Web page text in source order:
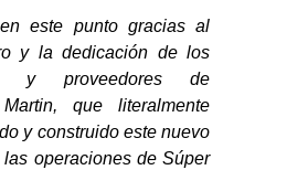
este punto gracias al
y la dedicación de los
y proveedores de
que literalmente
y construido este nuevo
operaciones de Súper